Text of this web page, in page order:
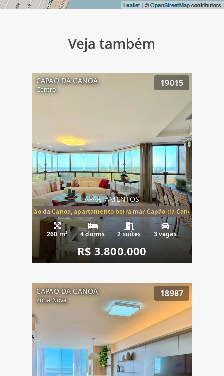
Leaflet | ©OpenStreetMapcontributors
Veja também
CAPAO DA CANOA
Centro
19015
APARTAMENTOS
mar Capão da Canoa, apartamento beira mar Capão da Canoa,
260 m² 4 dorms 2 suítes 3 vagas
R$ 3.800.000
CAPAO DA CANOA
Zona Nova
18987